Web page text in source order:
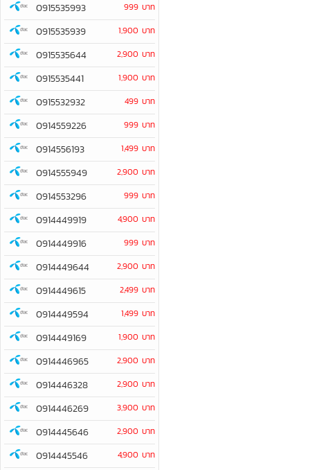
0915535993 999 บาท
0915535939 1,900 บาท
0915535644 2,900 บาท
0915535441 1,900 บาท
0915532932 499 บาท
0914559226 999 บาท
0914556193 1,499 บาท
0914555949 2,900 บาท
0914553296 999 บาท
0914449919 4,900 บาท
0914449916 999 บาท
0914449644 2,900 บาท
0914449615 2,499 บาท
0914449594 1,499 บาท
0914449169 1,900 บาท
0914446965 2,900 บาท
0914446328 2,900 บาท
0914446269 3,900 บาท
0914445646 2,900 บาท
0914445546 4,900 บาท